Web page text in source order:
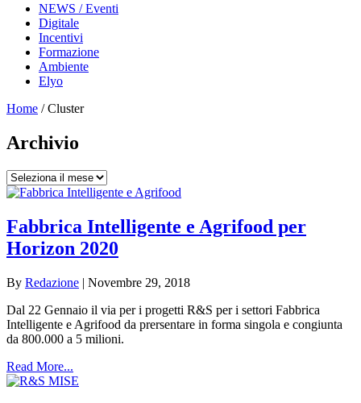
NEWS / Eventi
Digitale
Incentivi
Formazione
Ambiente
Elyo
Home /Cluster
Archivio
Archivio
Fabbrica Intelligente e Agrifood per
Horizon 2020
By Redazione | Novembre 29, 2018
Dal 22 Gennaio il via per i progetti R&S per i settori Fabbrica
Intelligente e Agrifood da prersentare in forma singola e congiunta
da 800.000 a 5 milioni.
Read More...